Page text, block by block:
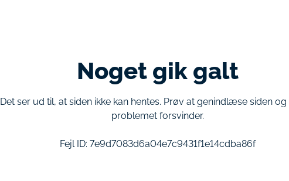
Noget gik galt
Det ser ud til, at siden ikke kan hentes. Prøv at genindlæse siden og
problemet forsvinder.
Fejl ID: 7e9d7083d6a04e7c9431f1e14cdba86f